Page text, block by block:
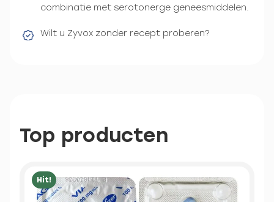
combinatie met serotonerge geneesmiddelen.
Wilt u Zyvox zonder recept proberen?
Top producten
Hit!